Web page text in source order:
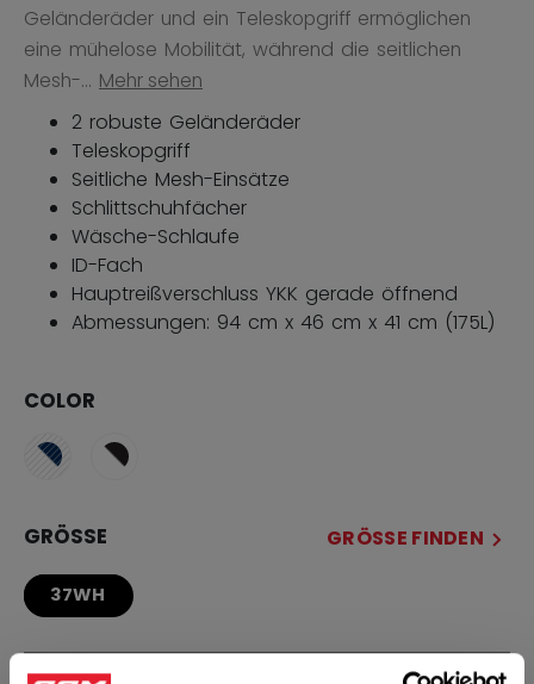
Geländeräder und ein Teleskopgriff ermöglichen
eine mühelose Mobilität, während die seitlichen
Mesh-... Mehr sehen
2 robuste Geländeräder
Teleskopgriff
Seitliche Mesh-Einsätze
Schlittschuhfächer
Wäsche-Schlaufe
ID-Fach
Hauptreißverschluss YKK gerade öffnend
Abmessungen: 94 cm x 46 cm x 41 cm (175L)
COLOR
GRÖSSE GRÖSSE FINDEN
37WH